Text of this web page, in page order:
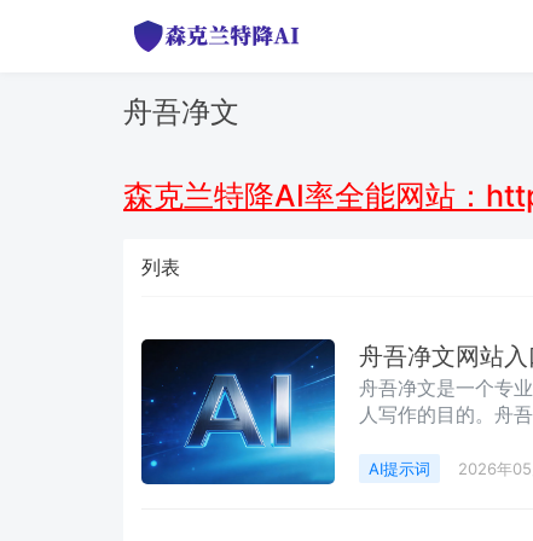
舟吾净文
森克兰特降AI率全能网站：
列表
舟吾净文网站
舟吾净文是一个专
人写作的目的。舟
槛，不需要支付任
AI提示词 2026年05